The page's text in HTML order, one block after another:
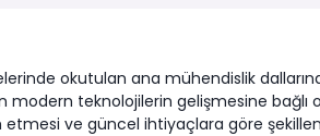
okutulan ana mühendislik
teknolojilerin gelişmesine bağlı
ve güncel ihtiyaçlara göre